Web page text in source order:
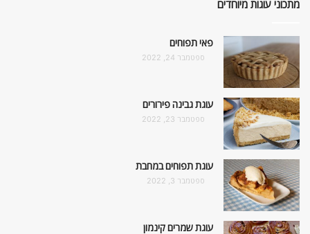
מתכוני עוגות מיוחדים
פאי תפוחים
ספטמבר 24, 2022
עוגת גבינה פירורים
ספטמבר 23, 2022
עוגת תפוחים במחבת
ספטמבר 3, 2022
עוגת שמרים קינמון